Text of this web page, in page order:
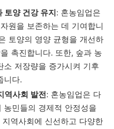
토양 건강 유지: 혼농임업은
원을 보존하는 데 기여합니
토양의 영양 균형을 개선하
촉진합니다. 또한, 숲과 농
소 저장량을 증가시켜 기후
니다.
역사회 발전: 혼농임업은 다
농민들의 경제적 안정성을
역사회에 신선하고 다양한